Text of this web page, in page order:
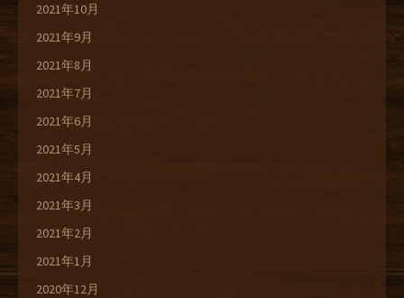
2021年10月
2021年9月
2021年8月
2021年7月
2021年6月
2021年5月
2021年4月
2021年3月
2021年2月
2021年1月
2020年12月